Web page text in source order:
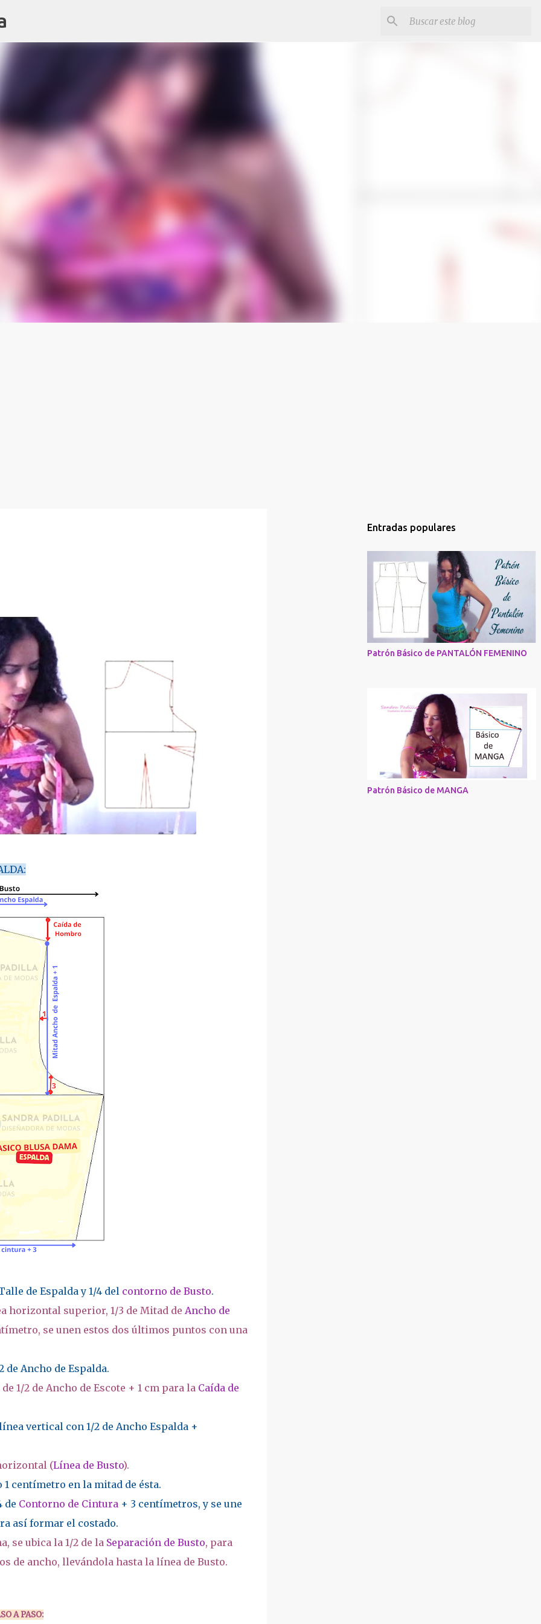
de Espalda y 1/4 del contorno de Busto.
horizontal superior, 1/3 de Mitad de Ancho de
se unen estos dos últimos puntos con una
Ancho de Espalda.
1/2 de Ancho de Escote + 1 cm para la Caída de
vertical con 1/2 de Ancho Espalda +
(Línea de Busto).
centímetro en la mitad de ésta.
de Contorno de Cintura + 3 centímetros, y se une
así formar el costado.
se ubica la 1/2 de la Separación de Busto, para
de ancho, llevándola hasta la línea de Busto.
A PASO:
Entradas populares
Patrón Básico de PANTALÓN FEMENINO
Patrón Básico de MANGA